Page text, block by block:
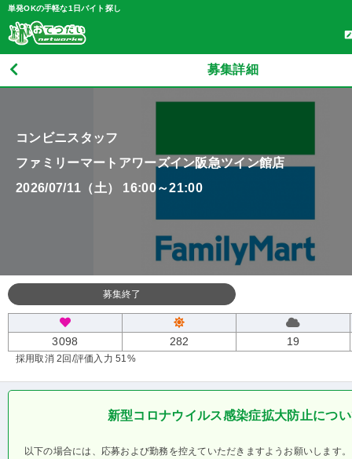
単発OKの手軽な1日バイト探し
募集詳細
コンビニスタッフ
ファミリーマートアワーズイン阪急ツイン館店
2026/07/11（土） 16:00～21:00
募集終了
3098 282 19
採用取消 2回 /評価入力 51%
新型コロナウイルス感染症拡大防止につ
以下の場合には、応募および勤務を控えていただきますようお願いします。